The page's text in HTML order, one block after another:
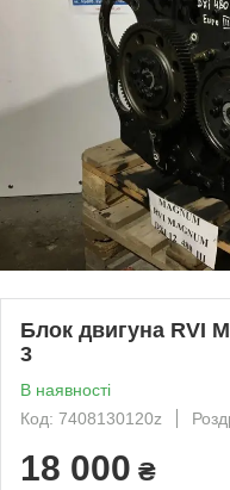
Блок двигуна RVI
3
В наявності
Код: 7408130120z
18 000 ₴